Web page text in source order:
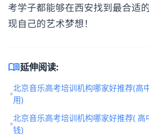
考学子都能够在西安找到最合适
现自己的艺术梦想！
menu_book延伸阅读:
北京音乐高考培训机构哪家好推荐(高
用)
北京音乐高考培训机构哪家好推荐( 高
钱)